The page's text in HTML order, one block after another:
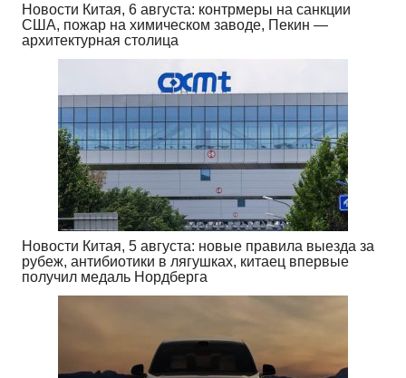
Новости Китая, 6 августа: контрмеры на санкции
США, пожар на химическом заводе, Пекин —
архитектурная столица
Новости Китая, 5 августа: новые правила выезда за
рубеж, антибиотики в лягушках, китаец впервые
получил медаль Нордберга